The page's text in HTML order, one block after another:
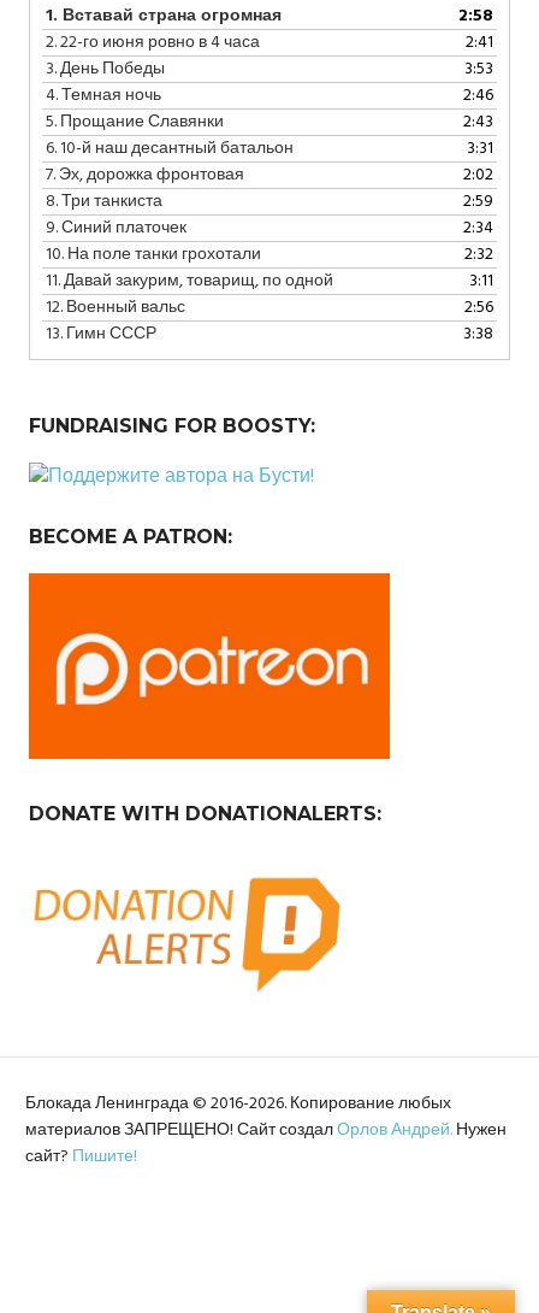
1. Вставай страна огромная
2:58
2.22-го июня ровно в 4 часа
2:41
3.День Победы
3:53
4.Темная ночь
2:46
5.Прощание Славянки
2:43
6.10-й наш десантный батальон
3:31
7.Эх, дорожка фронтовая
2:02
8.Три танкиста
2:59
9.Синий платочек
2:34
10.На поле танки грохотали
2:32
11.Давай закурим, товарищ, по одной
3:11
12.Военный вальс
2:56
13.Гимн СССР 3:38
FUNDRAISING FOR BOOSTY:
BECOME A PATRON:
DONATE WITH DONATIONALERTS:
Блокада Ленинграда © 2016-2026. Копирование любых
материалов ЗАПРЕЩЕНО! Сайт создалОрлов Андрей.Нужен
сайт? Пишите!